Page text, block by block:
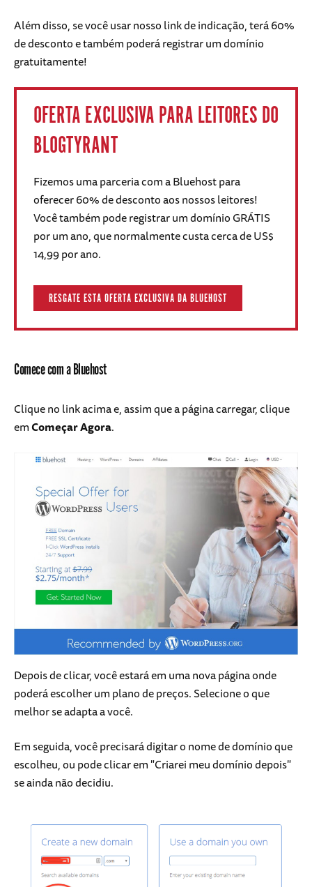
Além disso, se você usar nosso link de indicação, terá 60%
de desconto e também poderá registrar um domínio
gratuitamente!
OFERTA EXCLUSIVA PARA LEITORES DO
BLOGTYRANT
Fizemos uma parceria com a Bluehost para
oferecer 60% de desconto aos nossos leitores!
Você também pode registrar um domínio GRÁTIS
por um ano, que normalmente custa cerca de US$
14,99 por ano.
RESGATE ESTA OFERTA EXCLUSIVA DA BLUEHOST
Comece com a Bluehost
Clique no link acima e, assim que a página carregar, clique
emComeçar Agora.
Depois de clicar, você estará em uma nova página onde
poderá escolher um plano de preços. Selecione o que
melhor se adapta a você.
Em seguida, você precisará digitar o nome de domínio que
escolheu, ou pode clicar em "Criarei meu domínio depois"
se ainda não decidiu.